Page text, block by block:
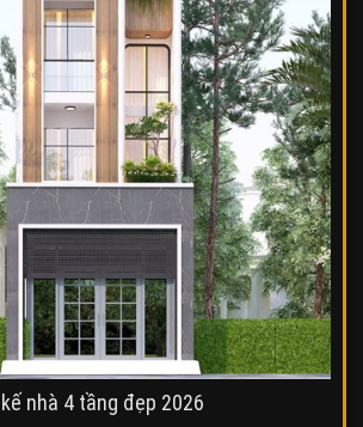
nhà 4 tầng đẹp 2026